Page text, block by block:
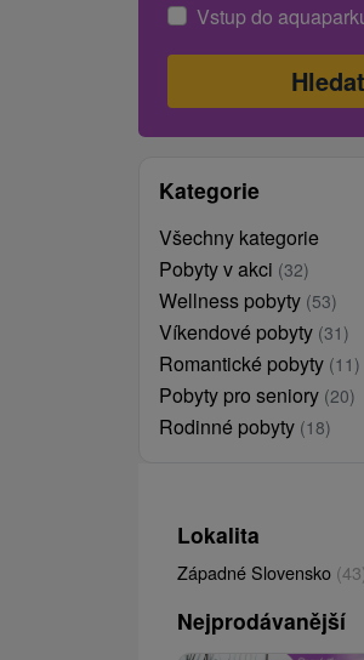
Vstup do
Kategorie
Všechny kategorie
Pobyty v akci (32)
Wellness pobyty (53)
Víkendové pobyty (31)
Romantické pobyty (11)
Pobyty pro seniory (20)
Rodinné pobyty (18)
Lokalita
Západné Slovensko
Nejprodávanější